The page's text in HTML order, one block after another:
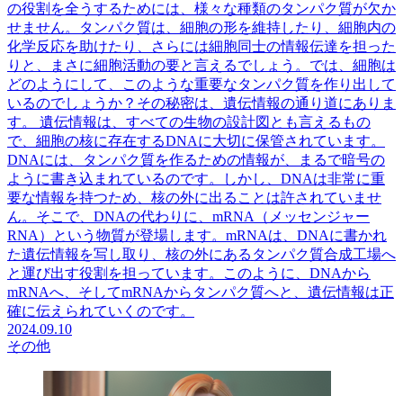
の役割を全うするためには、様々な種類のタンパク質が欠か
せません。タンパク質は、細胞の形を維持したり、細胞内の
化学反応を助けたり、さらには細胞同士の情報伝達を担った
りと、まさに細胞活動の要と言えるでしょう。では、細胞は
どのようにして、このような重要なタンパク質を作り出して
いるのでしょうか？その秘密は、遺伝情報の通り道にありま
す。 遺伝情報は、すべての生物の設計図とも言えるもの
で、細胞の核に存在するDNAに大切に保管されています。
DNAには、タンパク質を作るための情報が、まるで暗号の
ように書き込まれているのです。しかし、DNAは非常に重
要な情報を持つため、核の外に出ることは許されていませ
ん。そこで、DNAの代わりに、mRNA（メッセンジャー
RNA）という物質が登場します。mRNAは、DNAに書かれ
た遺伝情報を写し取り、核の外にあるタンパク質合成工場へ
と運び出す役割を担っています。このように、DNAから
mRNAへ、そしてmRNAからタンパク質へと、遺伝情報は正
確に伝えられていくのです。
2024.09.10
その他